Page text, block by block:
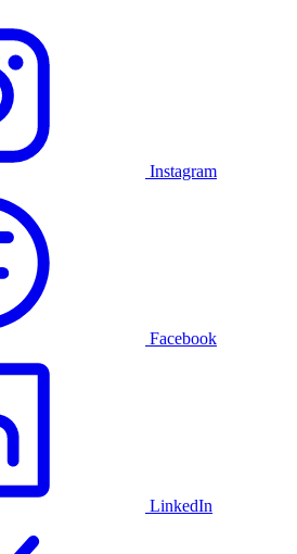
Instagram
Facebook
LinkedIn